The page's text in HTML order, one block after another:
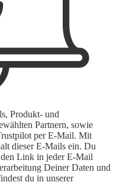
Produkt- und
Partnern, sowie
per E-Mail. Mit
dieser E-Mails ein. Du
Link in jeder E-Mail
Deiner Daten und
du in unserer